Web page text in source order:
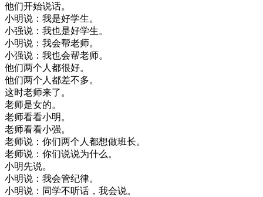
他们开始说话。
小明说 ： 我是好学生。
小强说 ： 我也是好学生。
小明说 ： 我会帮老师。
小强说 ： 我也会帮老师。
他们两个人都很好。
他们两个人都差不多。
这时老师来了。
老师是女的。
老师看看小明。
老师看看小强。
老师说 ： 你们两个人都想做班长。
老师说 ： 你们说说为什么。
小明先说。
小明说 ： 我会管纪律。
小明说 ： 同学不听话 ， 我会说。